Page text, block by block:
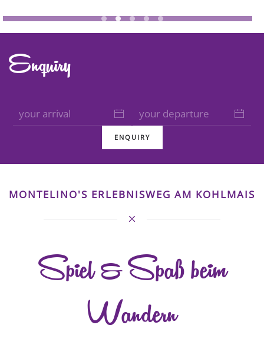
Jugendhotel Saalbach Zimmer 1
Jugendhotel Saalbach Zimmer
Sommer Saalbach
Bikeurlaub
Bike Saalbach
Enquiry
ENQUIRY
MONTELINO'S ERLEBNISWEG AM KOHLMAIS
Spiel & Spaß beim
Wandern